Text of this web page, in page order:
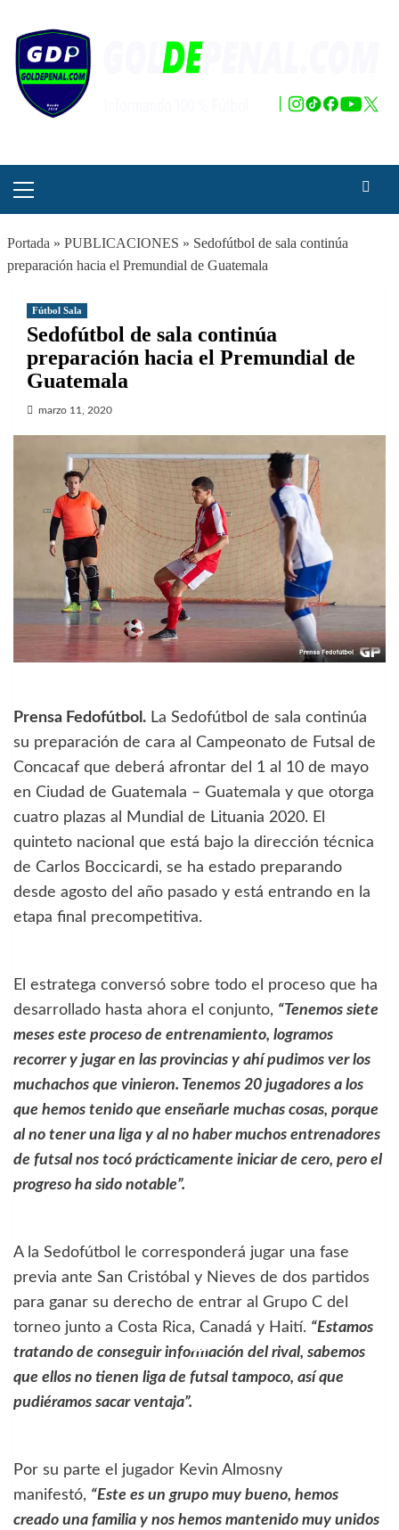
contenido
principal
Portada » PUBLICACIONES » Sedofútbol de sala continúa
preparación hacia el Premundial de Guatemala
Fútbol Sala
Sedofútbol de sala continúa
preparación hacia el Premundial de
Guatemala
marzo 11, 2020
Prensa Fedofútbol. La Sedofútbol de sala continúa
su preparación de cara al Campeonato de Futsal de
Concacaf que deberá afrontar del 1 al 10 de mayo
en Ciudad de Guatemala – Guatemala y que otorga
cuatro plazas al Mundial de Lituania 2020. El
quinteto nacional que está bajo la dirección técnica
de Carlos Boccicardi, se ha estado preparando
desde agosto del año pasado y está entrando en la
etapa final precompetitiva.
El estratega conversó sobre todo el proceso que ha
desarrollado hasta ahora el conjunto, “Tenemos siete
meses este proceso de entrenamiento, logramos
recorrer y jugar en las provincias y ahí pudimos ver los
muchachos que vinieron. Tenemos 20 jugadores a los
que hemos tenido que enseñarle muchas cosas, porque
al no tener una liga y al no haber muchos entrenadores
de futsal nos tocó prácticamente iniciar de cero, pero el
progreso ha sido notable”.
A la Sedofútbol le corresponderá jugar una fase
previa ante San Cristóbal y Nieves de dos partidos
para ganar su derecho de entrar al Grupo C del
torneo junto a Costa Rica, Canadá y Haití. “Estamos
tratando de conseguir información del rival, sabemos
que ellos no tienen liga de futsal tampoco, así que
pudiéramos sacar ventaja”.
Por su parte el jugador Kevin Almosny
manifestó, “Este es un grupo muy bueno, hemos
creado una familia y nos hemos mantenido muy unidos